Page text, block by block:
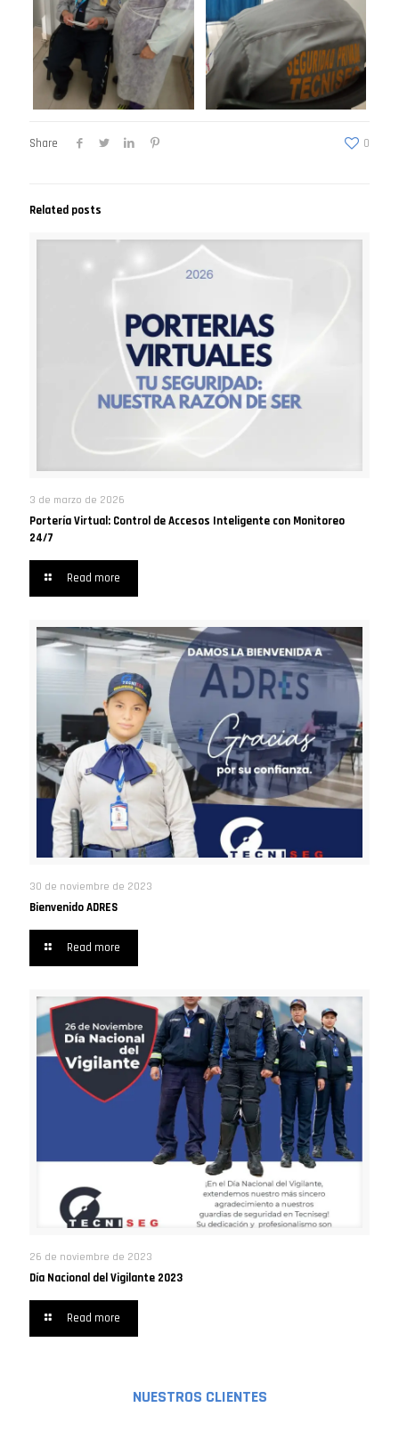
Share 0
Related posts
3 de marzo de 2026
Portería Virtual: Control de Accesos Inteligente con Monitoreo
24/7
Read more
30 de noviembre de 2023
Bienvenido ADRES
Read more
26 de noviembre de 2023
Día Nacional del Vigilante 2023
Read more
NUESTROS CLIENTES